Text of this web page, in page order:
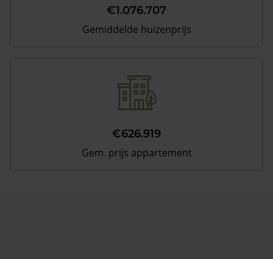
€1.076.707
Gemiddelde huizenprijs
€626.919
Gem. prijs appartement